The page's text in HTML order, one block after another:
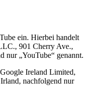
ein. Hierbei handelt
901 Cherry Ave.,
nur „YouTube“ genannt.
Ireland Limited,
nachfolgend nur